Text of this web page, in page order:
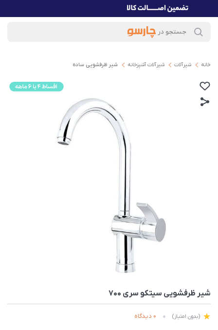
خانه شیرآلات شیرآلات آشپزخانه شیر ظرفشویی ساده
شیر ظرفشویی سیتکو سری 700
(بدون امتیاز) 0 دیدگاه